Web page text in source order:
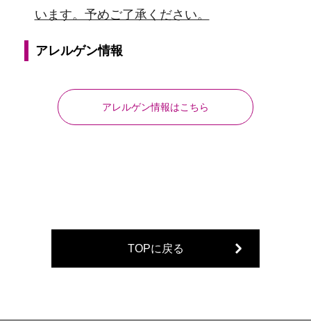
います。予めご了承ください。
アレルゲン情報
アレルゲン情報はこちら
TOPに戻る